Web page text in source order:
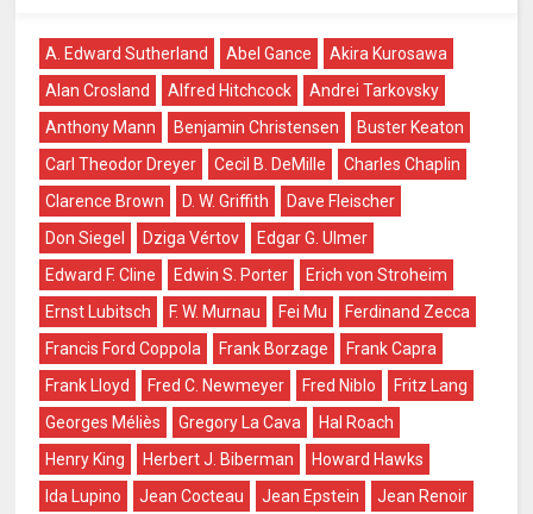
A. Edward Sutherland Abel Gance
Akira Kurosawa
Alan Crosland
Alfred Hitchcock
Andrei Tarkovsky
Anthony Mann
Benjamin Christensen
Buster Keaton
Carl Theodor Dreyer
Cecil B. DeMille
Charles Chaplin
Clarence Brown
D. W. Griffith
Dave Fleischer
Don Siegel
Dziga Vértov
Edgar G. Ulmer
Edward F. Cline
Edwin S. Porter
Erich von Stroheim
Ernst Lubitsch
F. W. Murnau Fei Mu
Ferdinand Zecca
Francis Ford Coppola
Frank Borzage
Frank Capra
Frank Lloyd
Fred C. Newmeyer Fred Niblo
Fritz Lang
Georges Méliès
Gregory La Cava
Hal Roach
Henry King
Herbert J. Biberman
Howard Hawks
Ida Lupino
Jean Cocteau Jean Epstein
Jean Renoir